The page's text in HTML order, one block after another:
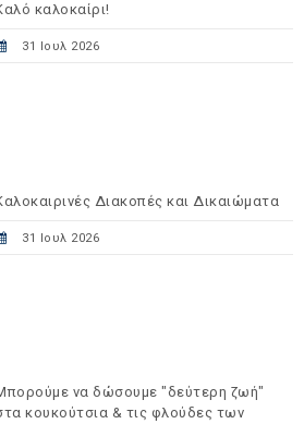
καλοκαίρι!
31 Ιουλ 2026
Διακοπές και Δικαιώματα
31 Ιουλ 2026
να δώσουμε "δεύτερη ζωή"
κουκούτσια & τις φλούδες των